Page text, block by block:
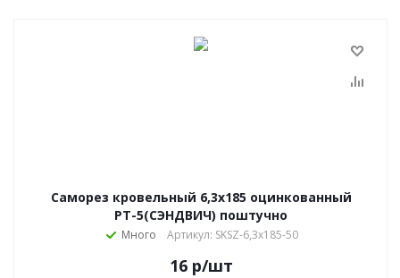
Саморез кровельный 6,3х185 оцинкованный
РТ-5(СЭНДВИЧ) поштучно
Много Артикул: SKSZ-6,3х185-50
16р/шт